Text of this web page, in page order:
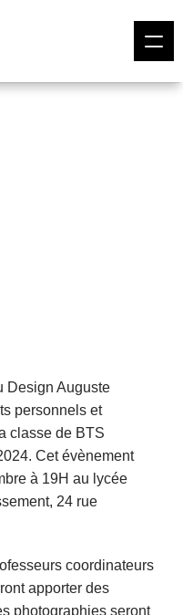
Design Auguste
personnels et
classe de BTS
Cet évènement
à 19H au lycée
24 rue
coordinateurs
apporter des
photographies seront